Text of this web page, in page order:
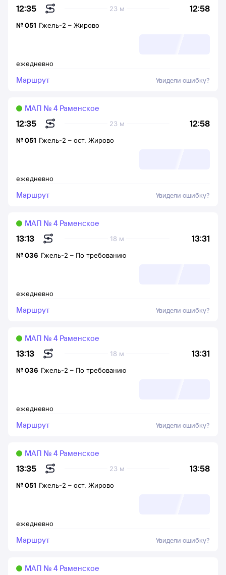
12:35 12:58
23 м
ежедневно
№051 Гжель-2 – Жирово
Маршрут Увидели ошибку?
12:35 12:58
23 м
МАП № 4 Раменское
ежедневно
№051 Гжель-2 – ост. Жирово
Маршрут Увидели ошибку?
13:13 13:31
18 м
МАП № 4 Раменское
ежедневно
№036 Гжель-2 – По требованию
Маршрут Увидели ошибку?
13:13 13:31
18 м
МАП № 4 Раменское
ежедневно
№036 Гжель-2 – По требованию
Маршрут Увидели ошибку?
13:35 13:58
23 м
МАП № 4 Раменское
ежедневно
№051 Гжель-2 – ост. Жирово
Маршрут Увидели ошибку?
МАП № 4 Раменское